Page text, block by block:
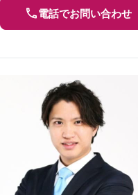
電話でお問い合わせ